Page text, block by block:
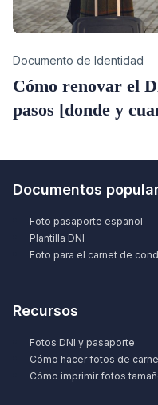
Category
Documento de Identidad
Cómo renovar el
pasos [donde y
Documentos
Foto pasaporte español
Plantilla DNI
Foto para el carnet de
Recursos
Fotos DNI y pasaporte
Cómo hacer fotos de
Cómo imprimir fotos